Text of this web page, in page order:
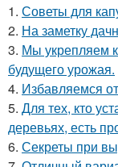
1. Советы для
2. На заметку
3. Мы укрепляем
будущего урожая.
4. Избавляемся
5. Для тех, кто
деревьях, есть
6. Секреты при